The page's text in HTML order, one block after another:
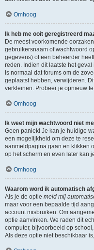
Omhoog
Ik heb me ooit geregistreerd
De meest voorkomende
gebruikersnaam of wachtwoord
gegevens) of een beheerder
reden. Indien dit laatste het
is normaal dat forums om de
geplaatst hebben, verwijderen.
verkleinen. Probeer je opnieuw
Omhoog
Ik weet mijn wachtwoord niet
Geen paniek! Je kan je huidige
een mogelijkheid om deze te
aanmeldpagina gaan en klikken
op het scherm en even later kan
Omhoog
Waarom word ik automatisch
Als je de optie meld mij
maar voor een bepaalde tijd
account misbruiken. Om
optie aanvinken. We raden dit
computer, bijvoorbeeld op
Als deze optie niet beschikbaar